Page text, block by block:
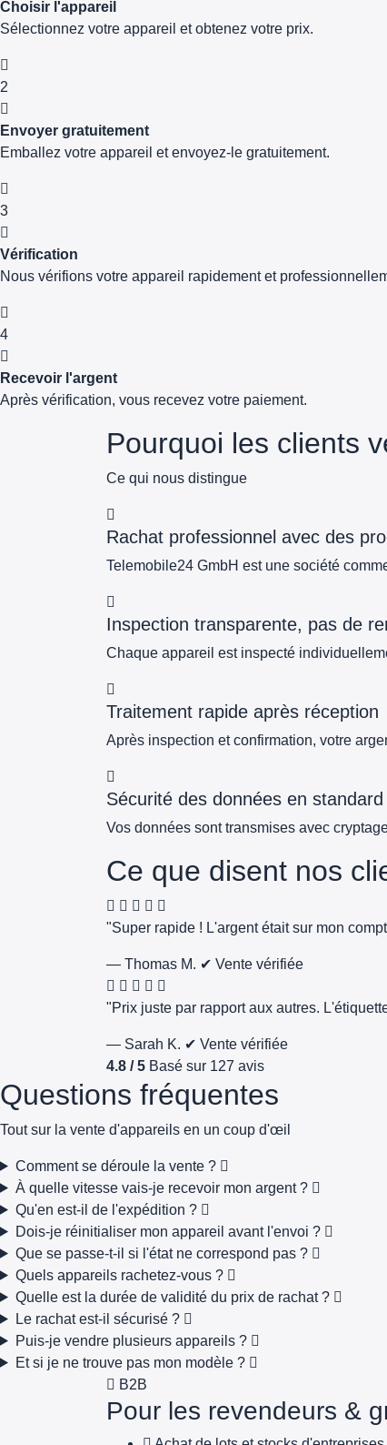
Choisir l'appareil
Sélectionnez votre appareil et obtenez votre prix.
2
Envoyer gratuitement
Emballez votre appareil et envoyez-le gratuitement.
3
Vérification
Nous vérifions votre appareil rapidement et
4
Recevoir l'argent
Après vérification, vous recevez votre paiement.
Pourquoi les clients
Ce qui nous distingue
Rachat professionnel avec des
Telemobile24 GmbH est une société
Inspection transparente, pas de
Chaque appareil est inspecté
Traitement rapide après réception
Après inspection et confirmation, votre
Sécurité des données en standard
Vos données sont transmises avec
Ce que disent nos
"Super rapide ! L'argent était sur mon
— Thomas M. ✔ Vente vérifiée
"Prix juste par rapport aux autres.
— Sarah K. ✔ Vente vérifiée
4.8 / 5 Basé sur 127 avis
Questions fréquentes
Tout sur la vente d'appareils en un coup d'œil
Comment se déroule la vente ?
À quelle vitesse vais-je recevoir mon argent ?
Qu'en est-il de l'expédition ?
Dois-je réinitialiser mon appareil avant l'envoi ?
Que se passe-t-il si l'état ne correspond pas ?
Quels appareils rachetez-vous ?
Quelle est la durée de validité du prix de rachat ?
Le rachat est-il sécurisé ?
Puis-je vendre plusieurs appareils ?
Et si je ne trouve pas mon modèle ?
B2B
Pour les revendeurs &